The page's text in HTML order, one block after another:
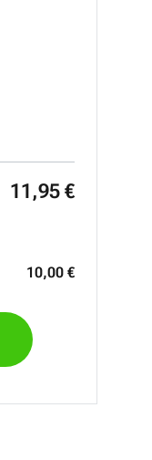
11 ,95 €
10,00 €